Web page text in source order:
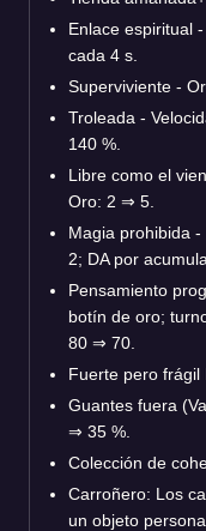
Enlace espiritual
cada 4 s.
Superviviente -
Troleada -
140 %.
Libre como el
Oro: 2 ⇒ 5.
Magia prohibida
2; DA por
Pensamiento
botín de oro;
80 ⇒ 70.
Fuerte pero frágil
Guantes fuera
⇒ 35 %.
Colección de
Carroñero: Los
un objeto